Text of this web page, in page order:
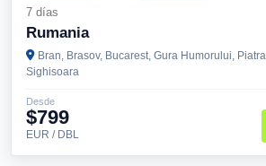
7 días
Rumania
Bran, Brasov, Bucarest, Gura Humorului,
Sighisoara
Desde
$799
EUR / DBL